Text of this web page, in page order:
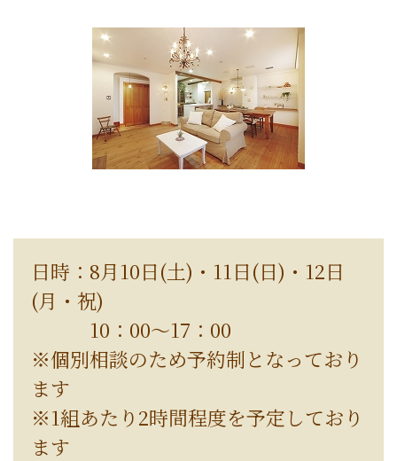
日時：8月10日(土)・11日(日)・12日
(月・祝)
10：00～17：00
※個別相談のため予約制となっており
ます
※1組あたり2時間程度を予定しており
ます